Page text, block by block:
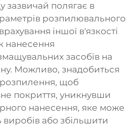
зазвичай полягає в
розпилювального
іншої в'язкості
нанесення
засобів на
Можливо, знадобиться
щоб
покриття, уникнувши
нанесення, яке може
виробів або збільшити